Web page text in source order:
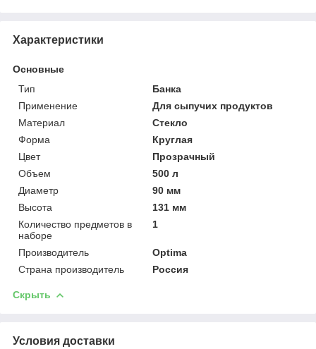
Характеристики
Основные
Тип
Банка
Применение
Для сыпучих продуктов
Материал
Стекло
Форма
Круглая
Цвет
Прозрачный
Объем
500 л
Диаметр
90 мм
Высота
131 мм
Количество предметов в
наборе
1
Производитель
Optima
Страна производитель
Россия
Скрыть
Условия доставки